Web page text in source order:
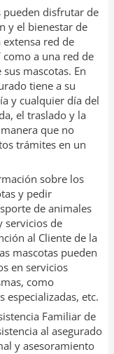
pueden disfrutar de
y el bienestar de
extensa red de
a una red de
mascotas. En
tiene a su
y cualquier día del
el traslado y la
que no
trámites en un
sobre los
y pedir
de animales
servicios de
al Cliente de la
mascotas pueden
en servicios
como
especializadas, etc.
Familiar de
al asegurado
y asesoramiento